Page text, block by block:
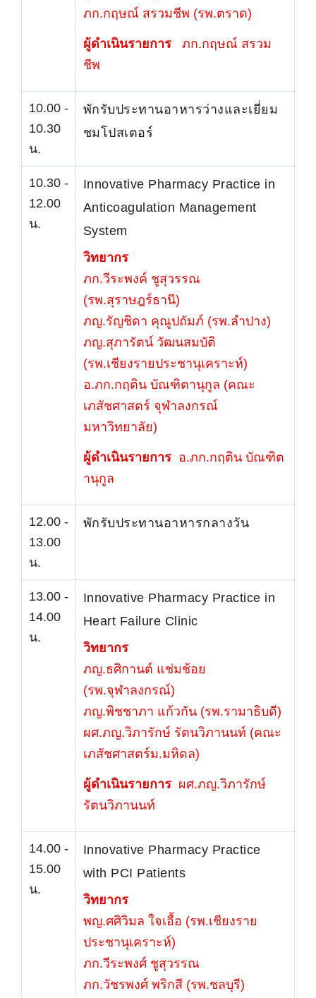
ภก.กฤษณ์ สรวมชีพ (รพ.ตราด)
ผู้ดำเนินรายการ
ภก.กฤษณ์ สรวม
ชีพ
10.00 -
10.30
น.
พักรับประทานอาหารว่างและเยี่ยม
ชมโปสเตอร์
10.30 -
12.00
น.
Innovative Pharmacy Practice in
Anticoagulation Management
System
วิทยากร
ภก.วีระพงค์ ชูสุวรรณ
(รพ.สุราษฎร์ธานี)
ภญ.รัญชิดา คุณูปถัมภ์ (รพ.ลำปาง)
ภญ.สุภารัตน์ วัฒนสมบัติ
(รพ.เชียงรายประชานุเคราะห์)
อ.ภก.กฤติน บัณฑิตานุกูล (คณะ
เภสัชศาสตร์ จุฬาลงกรณ์
มหาวิทยาลัย)
ผู้ดำเนินรายการ อ.ภก.กฤติน บัณฑิต
านุกูล
12.00 -
13.00
น.
พักรับประทานอาหารกลางวัน
13.00 -
14.00
น.
Innovative Pharmacy Practice in
Heart Failure Clinic
วิทยากร
ภญ.ธศิกานต์ แช่มช้อย
(รพ.จุฬาลงกรณ์)
ภญ.พิชชาภา แก้วกัน (รพ.รามาธิบดี)
ผศ.ภญ.วิภารักษ์ รัตนวิภานนท์ (คณะ
เภสัชศาสตร์ม.มหิดล)
ผู้ดำเนินรายการ ผศ.ภญ.วิภารักษ์
รัตนวิภานนท์
14.00 -
15.00
น.
Innovative Pharmacy Practice
with PCI Patients
วิทยากร
พญ.ศศิวิมล ใจเอื้อ (รพ.เชียงราย
ประชานุเคราะห์)
ภก.วีระพงศ์ ชูสุวรรณ
ภก.วัชรพงศ์ พริกสี (รพ.ชลบุรี)